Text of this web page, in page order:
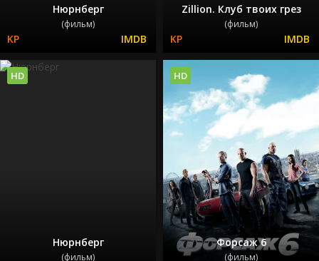
Нюрнберг
(фильм)
Zillion. Клуб твоих грез
(фильм)
Нюрнберг
(фильм)
HD
Форсаж 6
(фильм)
HD